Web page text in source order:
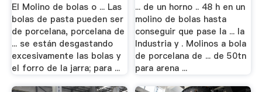
El Molino de bolas o ... Las
bolas de pasta pueden ser
de porcelana, porcelana de
... se están desgastando
excesivamente las bolas y
el forro de la jarra; para ...
... de un horno .. 48 h en un
molino de bolas hasta
conseguir que pase la ... la
Industria y . Molinos a bola
de porcelana de ... de 50tn
para arena ...